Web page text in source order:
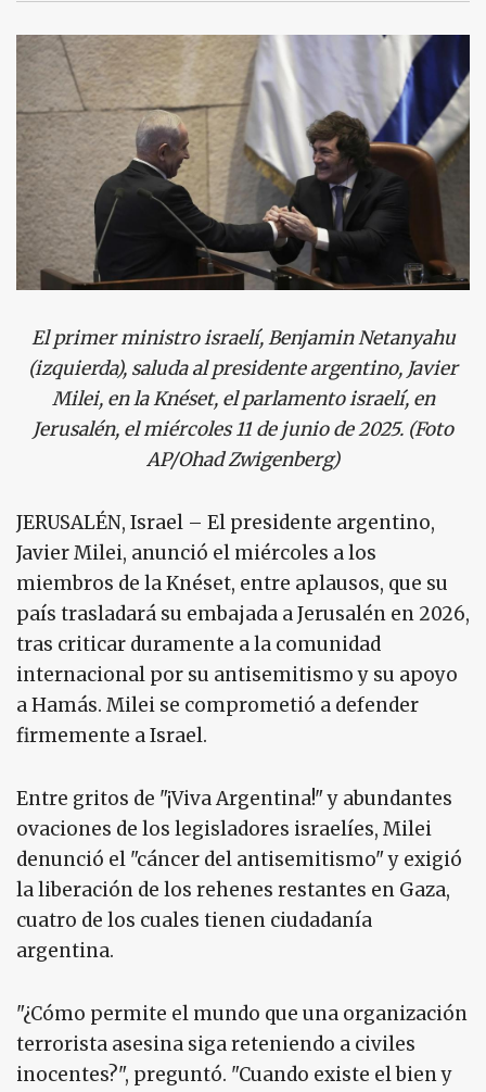
El primer ministro israelí, Benjamin Netanyahu
(izquierda), saluda al presidente argentino, Javier
Milei, en la Knéset, el parlamento israelí, en
Jerusalén, el miércoles 11 de junio de 2025. (Foto
AP/Ohad Zwigenberg)
JERUSALÉN, Israel – El presidente argentino,
Javier Milei, anunció el miércoles a los
miembros de la Knéset, entre aplausos, que su
país trasladará su embajada a Jerusalén en 2026,
tras criticar duramente a la comunidad
internacional por su antisemitismo y su apoyo
a Hamás. Milei se comprometió a defender
firmemente a Israel.
Entre gritos de "¡Viva Argentina!" y abundantes
ovaciones de los legisladores israelíes, Milei
denunció el "cáncer del antisemitismo" y exigió
la liberación de los rehenes restantes en Gaza,
cuatro de los cuales tienen ciudadanía
argentina.
"¿Cómo permite el mundo que una organización
terrorista asesina siga reteniendo a civiles
inocentes?", preguntó. "Cuando existe el bien y